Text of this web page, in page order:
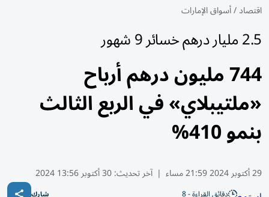
اقتصاد/أسواق الإمارات
2.5 مليار درهم خسائر 9 شهور
744 مليون درهم أرباح
«ملتيبلاي» في الربع الثالث
بنمو 410%
29 أكتوبر 2024 21:59 مساء | آخر تحديث:30 أكتوبر 13:56 2024
دقائق القراءة - 8 شارك